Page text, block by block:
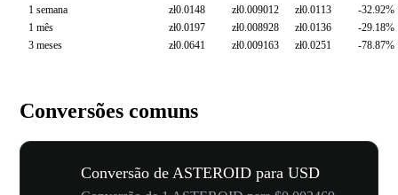
1 semana
zł0.0148 zł0.009012 zł0.0113
-32.92%
1 mês
zł0.0197 zł0.008928 zł0.0136
-29.18%
3 meses
zł0.0641 zł0.009163 zł0.0251 -78.87%
Conversões comuns
Conversão de ASTEROID para USD